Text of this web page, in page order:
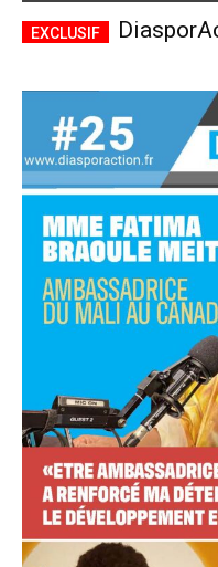
Accès complet
$22 / an
Tous les articles
Annonces
ANNUEL